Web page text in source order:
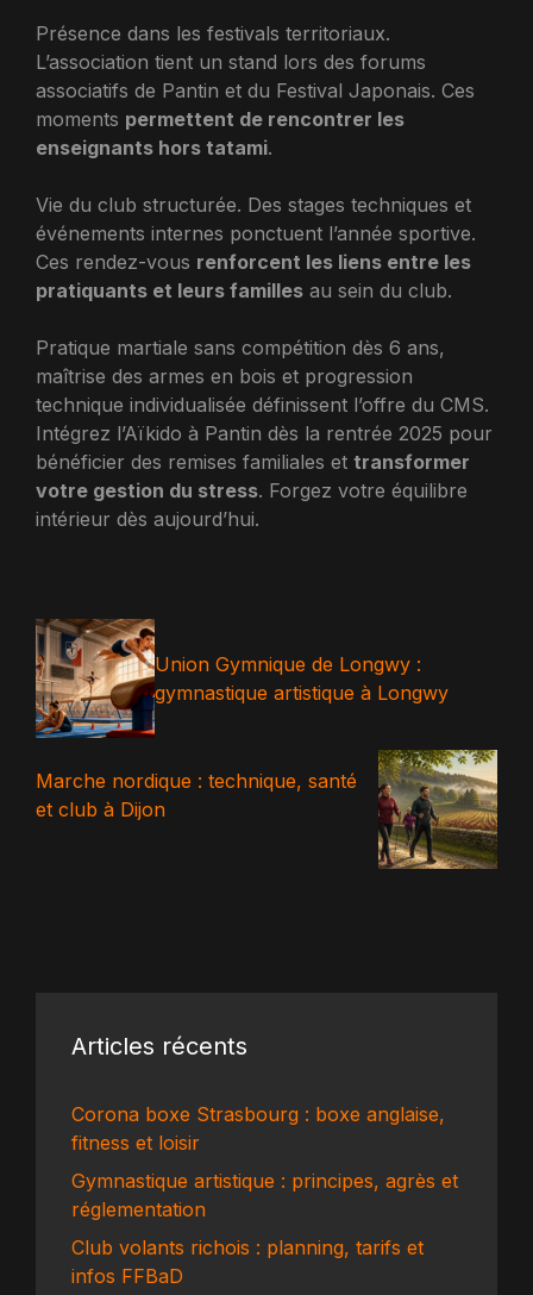
Présence dans les festivals territoriaux.
L’association tient un stand lors des forums
associatifs de Pantin et du Festival Japonais. Ces
moments permettent de rencontrer les
enseignants hors tatami.
Vie du club structurée. Des stages techniques et
événements internes ponctuent l’année sportive.
Ces rendez-vous renforcent les liens entre les
pratiquants et leurs familles au sein du club.
Pratique martiale sans compétition dès 6 ans,
maîtrise des armes en bois et progression
technique individualisée définissent l’offre du CMS.
Intégrez l’Aïkido à Pantin dès la rentrée 2025 pour
bénéficier des remises familiales et transformer
votre gestion du stress. Forgez votre équilibre
intérieur dès aujourd’hui.
Union Gymnique de Longwy :
gymnastique artistique à Longwy
Marche nordique : technique, santé
et club à Dijon
Articles récents
Corona boxe Strasbourg : boxe anglaise,
fitness et loisir
Gymnastique artistique : principes, agrès et
réglementation
Club volants richois : planning, tarifs et
infos FFBaD